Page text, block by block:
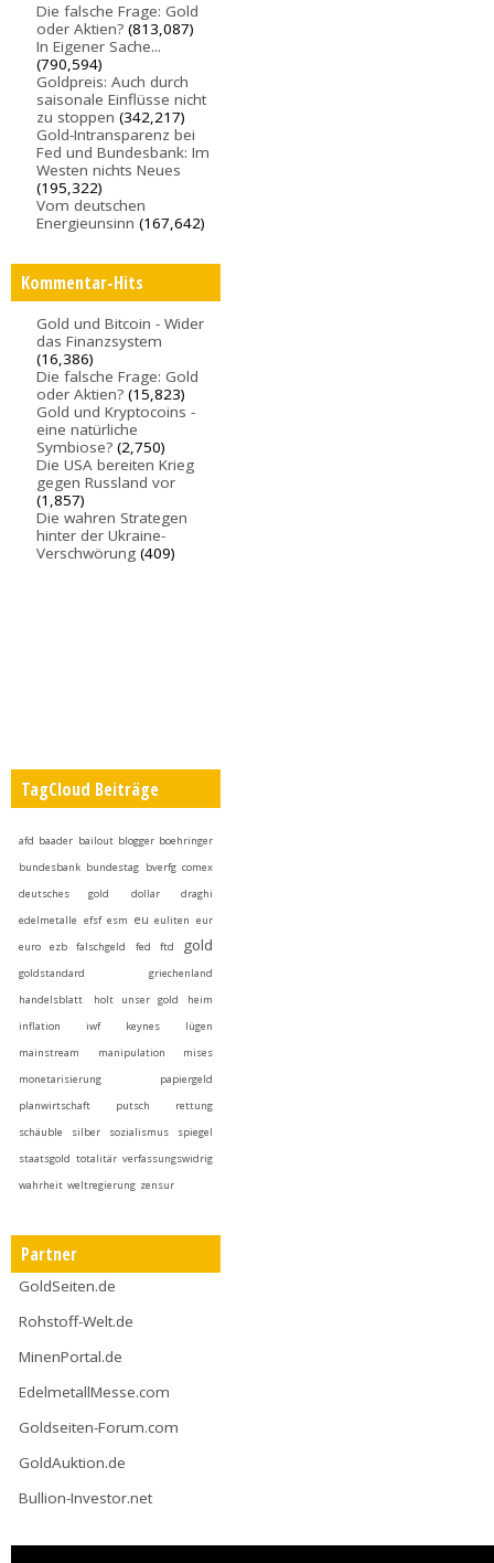
Die falsche Frage: Gold
oder Aktien? (813,087)
In Eigener Sache...
(790,594)
Goldpreis: Auch durch
saisonale Einflüsse nicht
zu stoppen (342,217)
Gold-Intransparenz bei
Fed und Bundesbank: Im
Westen nichts Neues
(195,322)
Vom deutschen
Energieunsinn (167,642)
Kommentar-Hits
Gold und Bitcoin - Wider
das Finanzsystem
(16,386)
Die falsche Frage: Gold
oder Aktien? (15,823)
Gold und Kryptocoins -
eine natürliche
Symbiose? (2,750)
Die USA bereiten Krieg
gegen Russland vor
(1,857)
Die wahren Strategen
hinter der Ukraine-
Verschwörung (409)
TagCloud Beiträge
afd baader bailout blogger boehringer
bundesbank bundestag bverfg comex
deutsches gold
dollar
draghi
edelmetalle efsf esm eu euliten eur
euro
ezb falschgeld fed ftd gold
goldstandard
griechenland
handelsblatt
holt unser gold heim
inflation
iwf keynes
lügen
mainstream
manipulation
mises
monetarisierung
papiergeld
planwirtschaft
putsch
rettung
schäuble
silber sozialismus
spiegel
staatsgold totalitär verfassungswidrig
wahrheit weltregierung zensur
Partner
GoldSeiten.de
Rohstoff-Welt.de
MinenPortal.de
EdelmetallMesse.com
Goldseiten-Forum.com
GoldAuktion.de
Bullion-Investor.net